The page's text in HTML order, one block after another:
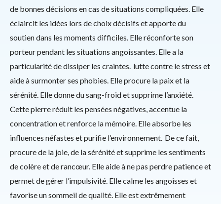
de bonnes décisions en cas de situations compliquées. Elle
éclaircit les idées lors de choix décisifs et apporte du
soutien dans les moments difficiles. Elle réconforte son
porteur pendant les situations angoissantes. Elle a la
particularité de dissiper les craintes. lutte contre le stress et
aide à surmonter ses phobies. Elle procure la paix et la
sérénité. Elle donne du sang-froid et supprime l’anxiété.
Cette pierre réduit les pensées négatives, accentue la
concentration et renforce la mémoire. Elle absorbe les
influences néfastes et purifie l’environnement. De ce fait,
procure de la joie, de la sérénité et supprime les sentiments
de colère et de rancœur. Elle aide à ne pas perdre patience et
permet de gérer l’impulsivité. Elle calme les angoisses et
favorise un sommeil de qualité. Elle est extrêmement